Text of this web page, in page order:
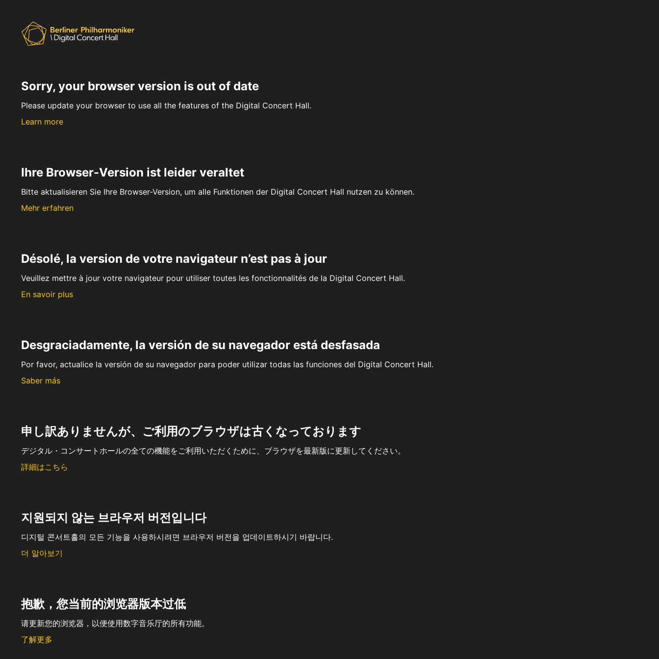
Sorry, your browser version is out of date
Please update your browser to use all the features of the Digital Concert Hall.
Learn more
Ihre Browser-Version ist leider veraltet
Bitte aktualisieren Sie Ihre Browser-Version, um alle Funktionen der Digital Concert Hall nutzen zu können.
Mehr erfahren
Désolé, la version de votre navigateur n’est pas à jour
Veuillez mettre à jour votre navigateur pour utiliser toutes les fonctionnalités de la Digital Concert Hall.
En savoir plus
Desgraciadamente, la versión de su navegador está desfasada
Por favor, actualice la versión de su navegador para poder utilizar todas las funciones del Digital Concert Hall.
Saber más
申し訳ありませんが、ご利用のブラウザは古くなっております
デジタル・コンサートホールの全ての機能をご利用いただくために、ブラウザを最新版に更新してください。
詳細はこちら
지원되지 않는 브라우저 버전입니다
디지털 콘서트홀의 모든 기능을 사용하시려면 브라우저 버전을 업데이트하시기 바랍니다.
더 알아보기
抱歉，您当前的浏览器版本过低
请更新您的浏览器，以便使用数字音乐厅的所有功能。
了解更多